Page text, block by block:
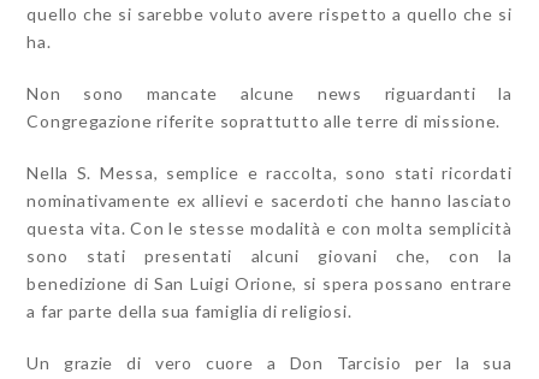
quello che si sarebbe voluto avere rispetto a quello che si
ha.
Non sono mancate alcune news riguardanti la
Congregazione riferite soprattutto alle terre di missione.
Nella S. Messa, semplice e raccolta, sono stati ricordati
nominativamente ex allievi e sacerdoti che hanno lasciato
questa vita. Con le stesse modalità e con molta semplicità
sono stati presentati alcuni giovani che, con la
benedizione di San Luigi Orione, si spera possano entrare
a far parte della sua famiglia di religiosi.
Un grazie di vero cuore a Don Tarcisio per la sua